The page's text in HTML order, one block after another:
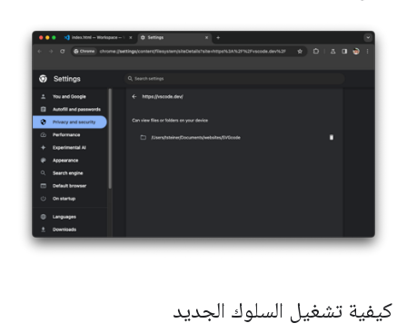
كيفية تشغيل السلوك الجديد